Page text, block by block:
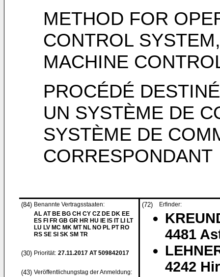
METHOD FOR
CONTROL
MACHINE
PROCÉDÉ
UN SYSTÈME DE
SYSTÈME DE
CORRESPONDANT
(84) Benannte Vertragsstaaten:
AL AT BE BG CH CY CZ DE DK EE
ES FI FR GB GR HR HU IE IS IT LI LT
LU LV MC MK MT NL NO PL PT RO
RS SE SI SK SM TR
(30) Priorität: 27.11.2017 AT 509842017
(43) Veröffentlichungstag der Anmeldung:
(72) Erfinder:
4481
4242